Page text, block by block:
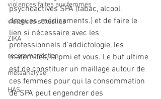
violences faites aux femmes
violences sexuelles
ZIKA
recommandation
métaanalyse
HAS
psychoactives SPA (tabac, alcool,
drogues, médicaments.) et de faire le
lien si nécessaire avec les
professionnels d'addictologie, les
maternités, la pmi et vous. Le but ultime
est de constituer un maillage autour de
ces femmes pour qui la consommation
de SPA peut engendrer des